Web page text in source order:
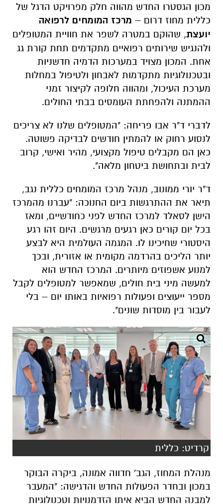
מכון הגסטרו החדש מהווה חלק מפרויקט הדגל של
כללית מחוז דרום – מרכז המומחים לרפואה
יועצת, שהוקם במטרה לשפר את חוויית המטופלים
ולהנגיש שירותים רפואיים מתקדמים תחת קורת גג
אחת. המכון מצויד במערכות הדמיה חדשניות
ובטכנולוגיות מתקדמות לאבחון ולטיפול במחלות
מערכת העיכול, ומהווה חלופה לקיצור זמני
ההמתנה ולהפחתת העומסים בבתי החולים.
לדברי ד"ר אבו פריחה: "המטופלים שלנו לא צריכים
לנסוע רחוק או להמתין חודשים לבדיקה פשוטה.
כאן הם מקבלים טיפול מקצועי, מהיר ואישי, קרוב
לבית ובתחושת ביטחון מלאה".
ד"ר יורי ממונוב, מנהל מרכז המומחים כללית נגב,
תיאר את ההתרגשות ביום החנוכה: "עברנו מהמרכז
הישן לסאלד למרכז החדש לפני כחודשיים, ומאז
בכל יום קורים כאן רגעים מרגשים. היום זהו רגע
היסטורי שחיכינו לו. המגמה העולמית היא לבצע
יותר הליכים בהרדמה מקומית או אזורית, ובכך
למנוע אשפוזים מיותרים. המרכז החדש הוא
למעשה מיני בית חולים, שמאפשר למטופלים לקבל
מספר ייעוצים ופעולות רפואיות באותו יום – בלי
לעבור בין מוסדות שונים".
קרדיט: כללית
מנהלת המחוז, הגב' חדווה אמונה, ביקרה הבוקר
במכון ובחדר הפעולות החדש והדגישה: "המעבר
למבנה החדש הביא איתו הזדמנויות וטכנולוגיות